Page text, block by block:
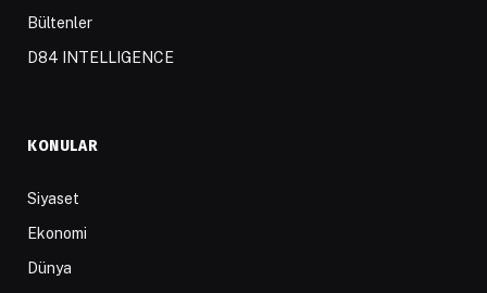
Bültenler
D84 INTELLIGENCE
KONULAR
Siyaset
Ekonomi
Dünya